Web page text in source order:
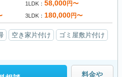
1LDK 58,000円〜
3LDK 180,000円〜
空き家片付け
ゴミ屋敷片付け
料金や